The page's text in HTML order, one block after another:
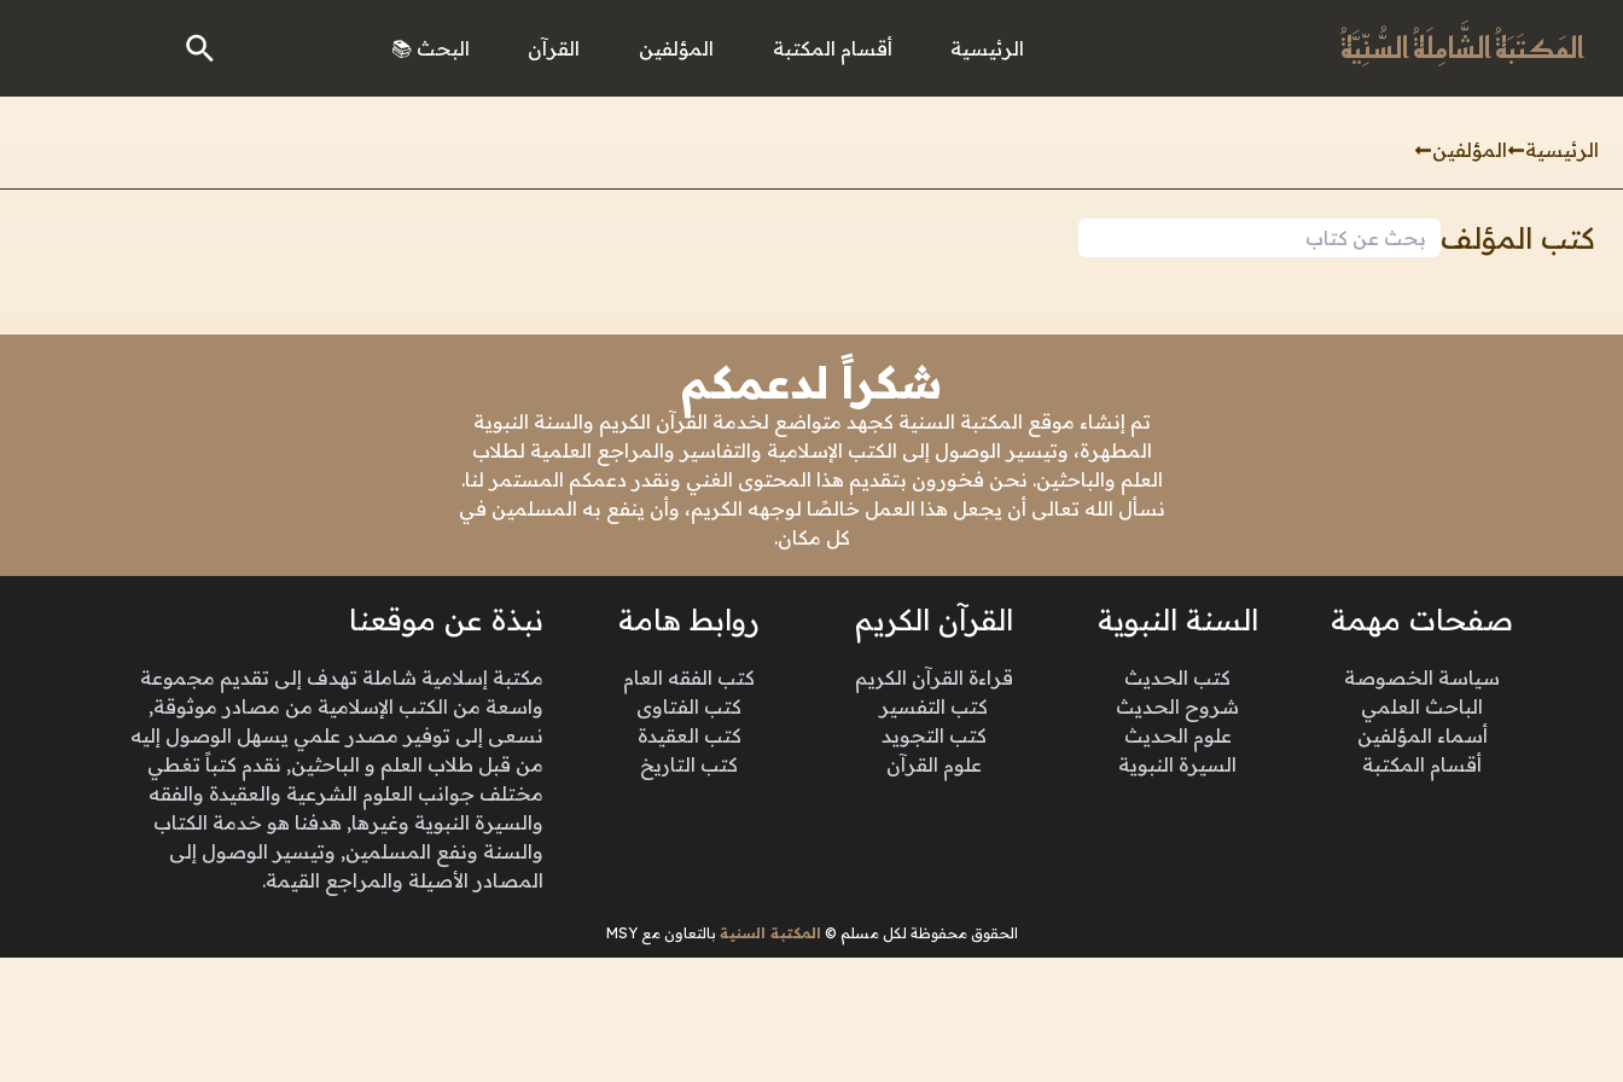
المَكتَبَةُ الشَّامِلَةُ السُّنِّيَّةُ الرئيسية أقسام المكتبة المؤلفين القرآن البحث 📚
الرئيسية المؤلفين
كتب المؤلف
شكراً لدعمكم
تم إنشاء موقع المكتبة السنية كجهد متواضع لخدمة القرآن الكريم والسنة النبوية
المطهرة، وتيسير الوصول إلى الكتب الإسلامية والتفاسير والمراجع العلمية لطلاب
العلم والباحثين. نحن فخورون بتقديم هذا المحتوى الغني ونقدر دعمكم المستمر لنا.
نسأل الله تعالى أن يجعل هذا العمل خالصًا لوجهه الكريم، وأن ينفع به المسلمين في
كل مكان.
صفحات مهمة
سياسة الخصوصة
الباحث العلمي
أسماء المؤلفين
أقسام المكتبة
السنة النبوية
كتب الحديث
شروح الحديث
علوم الحديث
السيرة النبوية
القرآن الكريم
قراءة القرآن الكريم
كتب التفسير
كتب التجويد
علوم القرآن
روابط هامة
كتب الفقه العام
كتب الفتاوى
كتب العقيدة
كتب التاريخ
نبذة عن موقعنا
مكتبة إسلامية شاملة تهدف إلى تقديم مجموعة
واسعة من الكتب الإسلامية من مصادر موثوقة,
نسعى إلى توفير مصدر علمي يسهل الوصول إليه
من قبل طلاب العلم و الباحثين, نقدم كتباً تغطي
مختلف جوانب العلوم الشرعية والعقيدة والفقه
والسيرة النبوية وغيرها, هدفنا هو خدمة الكتاب
والسنة ونفع المسلمين, وتيسير الوصول إلى
المصادر الأصيلة والمراجع القيمة.
الحقوق محفوظة لكل مسلم © المكتبة السنية بالتعاون مع MSY